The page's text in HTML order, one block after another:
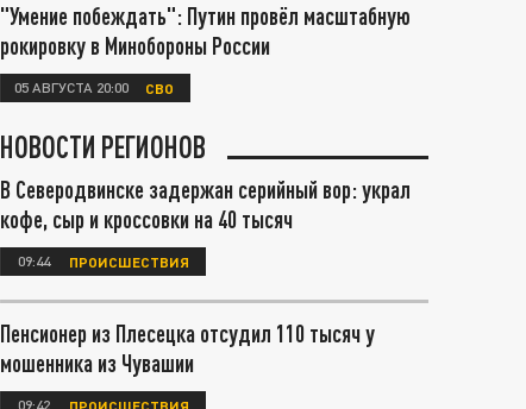
"Умение побеждать": Путин провёл масштабную
рокировку в Минобороны России
05 АВГУСТА 20:00 СВО
НОВОСТИ РЕГИОНОВ
В Северодвинске задержан серийный вор: украл
кофе, сыр и кроссовки на 40 тысяч
09:44 ПРОИСШЕСТВИЯ
Пенсионер из Плесецка отсудил 110 тысяч у
мошенника из Чувашии
09:42 ПРОИСШЕСТВИЯ